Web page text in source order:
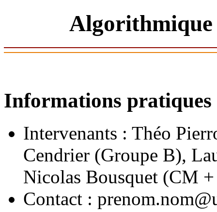
Informations pratiques
Intervenants : Théo
Cendrier (Groupe B),
Nicolas Bousquet (CM
Contact :